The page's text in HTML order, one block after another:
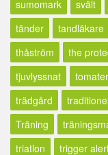
sumomark
svält
tänder
tandläkare
thåström
the
tjuvlyssnat
tomater
trädgård
Träning
triatlon
trigger